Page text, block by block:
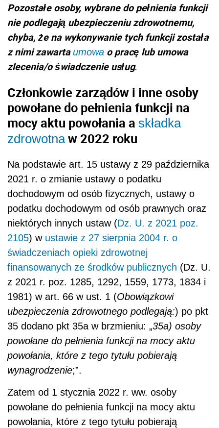
Pozostałe osoby, wybrane do pełnienia funkcji
nie podlegają ubezpieczeniu zdrowotnemu,
chyba, że na wykonywanie tych funkcji została
z nimi zawartaumowa o pracę lub umowa
zlecenia/o świadczenie usług.
Członkowie zarządów i inne osoby
powołane do pełnienia funkcji na
mocy aktu powołania a składka
zdrowotnaw 2022 roku
Na podstawie art. 15 ustawy z 29 października
2021 r. o zmianie ustawy o podatku
dochodowym od osób fizycznych, ustawy o
podatku dochodowym od osób prawnych oraz
niektórych innych ustaw (Dz. U. z 2021 poz.
2105) w ustawie z 27 sierpnia 2004 r. o
świadczeniach opieki zdrowotnej
finansowanych ze środków publicznych (Dz. U.
z 2021 r. poz. 1285, 1292, 1559, 1773, 1834 i
1981) w art. 66 w ust. 1 (Obowiązkowi
ubezpieczenia zdrowotnego podlegają:) po pkt
35 dodano pkt 35a w brzmieniu: „35a) osoby
powołane do pełnienia funkcji na mocy aktu
powołania, które z tego tytułu pobierają
wynagrodzenie;”.
Zatem od 1 stycznia 2022 r. ww. osoby
powołane do pełnienia funkcji na mocy aktu
powołania, które z tego tytułu pobierają